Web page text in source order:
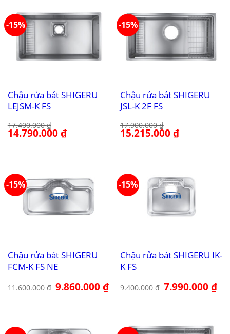
-15%
Chậu rửa bát SHIGERU
LEJSM-K FS
17.400.000₫
Giá
gốc
14.790.000₫Giá
hiện
-15%
Chậu rửa bát SHIGERU
JSL-K 2F FS
17.900.000₫
Giá
gốc
15.215.000₫Giá
hiện
-15%
Chậu rửa bát SHIGERU
FCM-K FS NE
11.600.000₫ Giá
gốc
9.860.000₫Giá
hiện
-15%
Chậu rửa bát SHIGERU IK-
K FS
9.400.000₫ Giá
gốc
7.990.000₫Giá